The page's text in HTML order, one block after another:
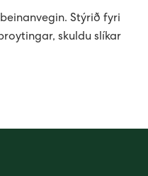
Stýrið fyri
skuldu slíkar